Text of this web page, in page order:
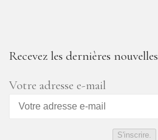
Recevez les dernières
Votre adresse e-mail
S'inscrire.